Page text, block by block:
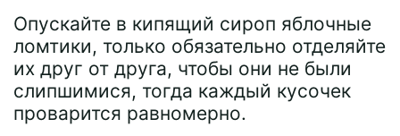
Опускайте в кипящий сироп яблочные
ломтики, только обязательно отделяйте
их друг от друга, чтобы они не были
слипшимися, тогда каждый кусочек
проварится равномерно.